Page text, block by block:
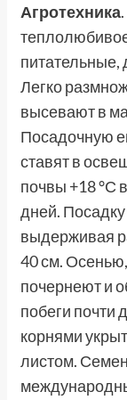
Агротехника
питательные,
Легко
высевают в
Посадочную
ставят в
почвы +18 °С
дней.
выдерживая
40 см.
почернеют и
побеги почти
корнями
листом.